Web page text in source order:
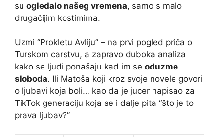
su ogledalo našeg vremena, samo s malo
drugačijim kostimima.
Uzmi “Prokletu Avliju” – na prvi pogled priča o
Turskom carstvu, a zapravo duboka analiza
kako se ljudi ponašaju kad im se oduzme
sloboda. Ili Matoša koji kroz svoje novele govori
o ljubavi koja boli… kao da je jucer napisao za
TikTok generaciju koja se i dalje pita “što je to
prava ljubav?”